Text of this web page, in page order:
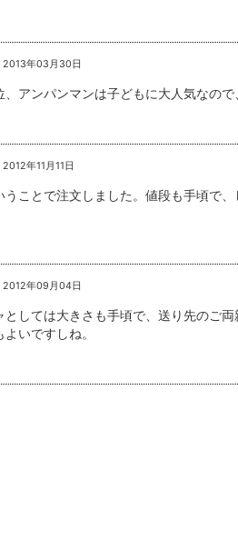
2013年03月30日
、アンパンマンは子どもに大人気なの
年11月11日
ことで注文しました。値段も手頃で
2012年09月04日
しては大きさも手頃で、送り先のご両
いですしね。